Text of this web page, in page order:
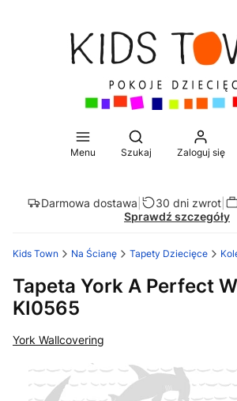
Menu
Otwórz
Szukaj Zaloguj się
Darmowa dostawa 30 dni zwrot|
Sprawdź szczegóły
Kids Town Na Ścianę Tapety Dziecięce
Tapeta York A Perfect
KI0565
York Wallcovering